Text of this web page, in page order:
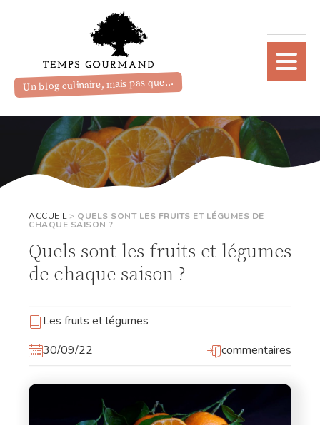
Un blog culinaire, mais pas que...
ACCUEIL> QUELS SONT LES FRUITS ET LÉGUMES DE
CHAQUE SAISON ?
Quels sont les fruits et légumes
de chaque saison ?
Les fruits et légumes
30/09/22
commentaires